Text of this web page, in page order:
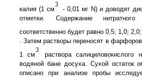
калия (1 см
- 0,01 мг N) и доводят
отметки. Содержание
соответственно будет равно 0,5; 1,0;
. Затем растворы переносят в
1 см
раствора
водяной бане досуха. Сухой остаток
описано при анализе пробы